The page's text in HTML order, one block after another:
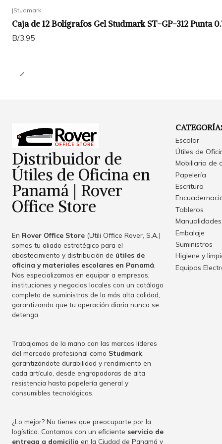
|Studmark
Caja de 12 Bolígrafos Gel Studmark ST-GP-312 Punta
B/.3.95
Distribuidor de
Útiles de Oficina en
Panamá | Rover
Office Store
En Rover Office Store (Utili Office Rover, S.A.)
somos tu aliado estratégico para el
abastecimiento y distribución de útiles de
oficina y materiales escolares en Panamá
Nos especializamos en equipar a empresas,
instituciones y negocios locales con un catálogo
completo de suministros de la más alta calidad,
garantizando que tu operación diaria nunca se
detenga.
Trabajamos de la mano con las marcas líderes
del mercado profesional como Studmark
garantizándote durabilidad y rendimiento en
cada artículo, desde engrapadoras de alta
resistencia hasta papelería general y
consumibles tecnológicos.
¿Lo mejor? No tienes que preocuparte por la
logística. Contamos con un eficiente servicio de
entrega a domicilio en la Ciudad de Panamá y
Escolar
Útiles de
Mobiliario de
Papelería
Escritura
Tableros
Manualidades
Embalaje
Suministros
Higiene y
Equipos